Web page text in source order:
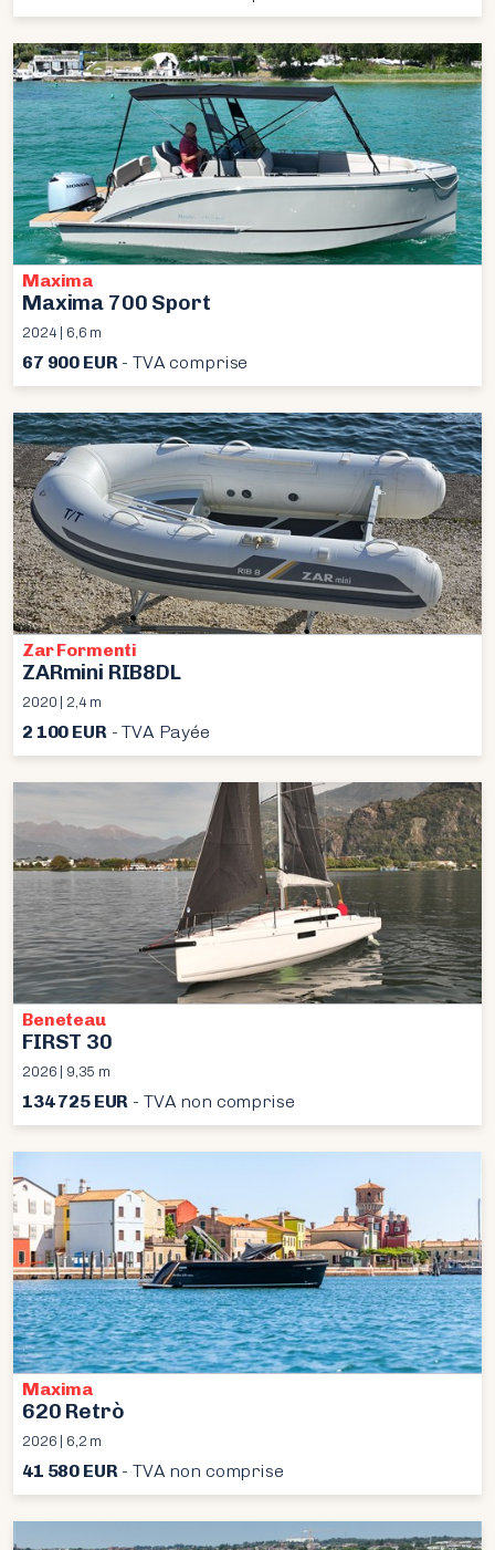
Maxima
Maxima 700 Sport
2024 | 6,6 m
67 900 EUR- TVA comprise
Zar Formenti
ZARmini RIB8DL
2020 | 2,4 m
2 100 EUR- TVA Payée
Beneteau
FIRST 30
2026 | 9,35 m
134 725 EUR - TVA non comprise
Maxima
620 Retrò
2026 | 6,2 m
41 580 EUR- TVA non comprise